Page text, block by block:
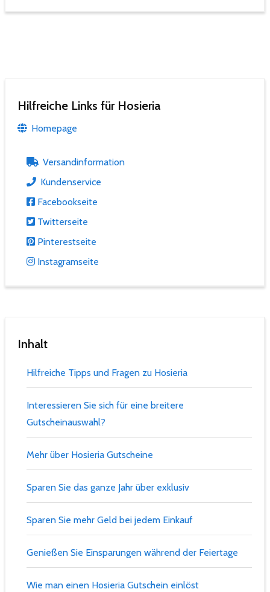
Hilfreiche Links für Hosieria
Homepage
Versandinformation
Kundenservice
Facebookseite
Twitterseite
Pinterestseite
Instagramseite
Inhalt
Hilfreiche Tipps und Fragen zu Hosieria
Interessieren Sie sich für eine breitere
Gutscheinauswahl?
Mehr über Hosieria Gutscheine
Sparen Sie das ganze Jahr über exklusiv
Sparen Sie mehr Geld bei jedem Einkauf
Genießen Sie Einsparungen während der Feiertage
Wie man einen Hosieria Gutschein einlöst